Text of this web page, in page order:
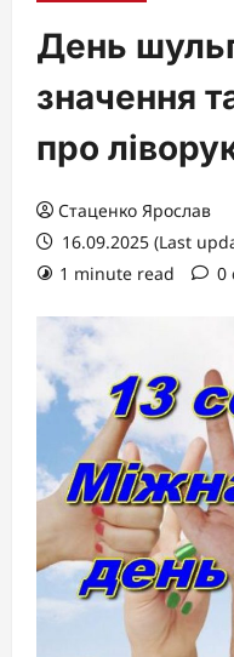
День
значення
про
Стаценко Ярослав
16.09.2025 (Last
1 minute read
0